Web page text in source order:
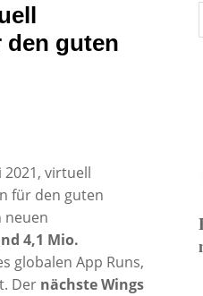
den guten
2021, virtuell
für den guten
neuen
4,1 Mio.
globalen App Runs,
Der nächste Wings